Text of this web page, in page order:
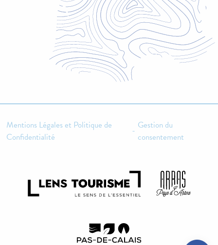
Description
Contacter par
Mentions Légales et Politique de
Confidentialité
- Gestion du
consentement